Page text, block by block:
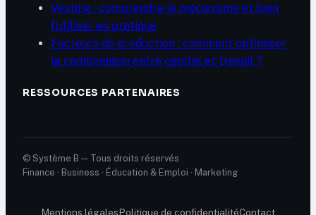
Vesting : comprendre le mécanisme et bien
l’utiliser en pratique
Facteurs de production : comment optimiser
la combinaison entre capital et travail ?
RESSOURCES PARTENAIRES
© Système B — Tous droits réservés
Finance · Business · Éducation & Emploi · Marketing
Mentions légalesPolitique de confidentialitéContact